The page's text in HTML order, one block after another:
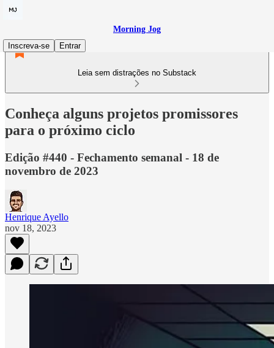
Morning Jog
Inscreva-se
Entrar
Leia sem distrações no Substack
Conheça alguns projetos promissores
para o próximo ciclo
Edição #440 - Fechamento semanal - 18 de
novembro de 2023
Henrique Ayello
nov 18, 2023